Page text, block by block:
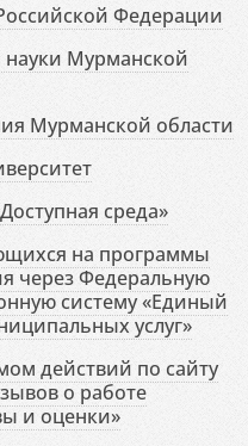
Федерации
науки Мурманской
Мурманской области
среда»
на программы
через Федеральную
систему «Единый
услуг»
действий по сайту
о работе
и оценки»